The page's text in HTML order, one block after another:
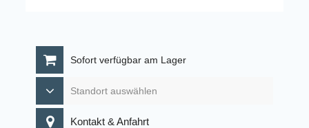
Sofort verfügbar am Lager
Kontakt & Anfahrt